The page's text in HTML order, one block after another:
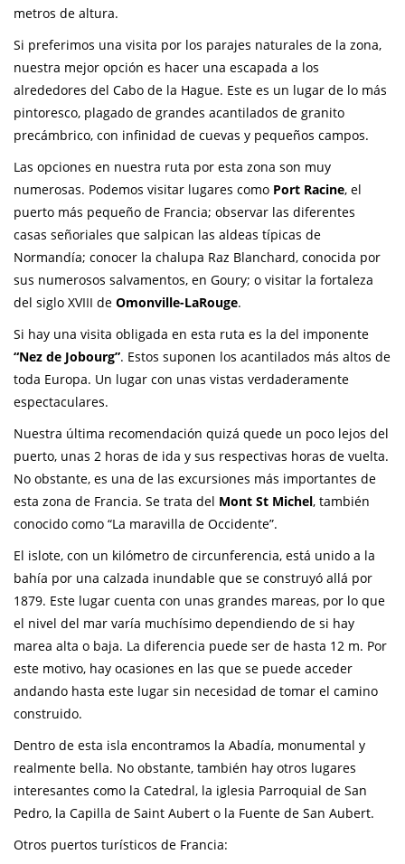
metros de altura.
Si preferimos una visita por los parajes naturales de la zona,
nuestra mejor opción es hacer una escapada a los
alrededores del Cabo de la Hague. Este es un lugar de lo más
pintoresco, plagado de grandes acantilados de granito
precámbrico, con infinidad de cuevas y pequeños campos.
Las opciones en nuestra ruta por esta zona son muy
numerosas. Podemos visitar lugares como Port Racine, el
puerto más pequeño de Francia; observar las diferentes
casas señoriales que salpican las aldeas típicas de
Normandía; conocer la chalupa Raz Blanchard, conocida por
sus numerosos salvamentos, en Goury; o visitar la fortaleza
del siglo XVIII de Omonville-LaRouge.
Si hay una visita obligada en esta ruta es la del imponente
“Nez de Jobourg”. Estos suponen los acantilados más altos de
toda Europa. Un lugar con unas vistas verdaderamente
espectaculares.
Nuestra última recomendación quizá quede un poco lejos del
puerto, unas 2 horas de ida y sus respectivas horas de vuelta.
No obstante, es una de las excursiones más importantes de
esta zona de Francia. Se trata del Mont St Michel, también
conocido como “La maravilla de Occidente”.
El islote, con un kilómetro de circunferencia, está unido a la
bahía por una calzada inundable que se construyó allá por
1879. Este lugar cuenta con unas grandes mareas, por lo que
el nivel del mar varía muchísimo dependiendo de si hay
marea alta o baja. La diferencia puede ser de hasta 12 m. Por
este motivo, hay ocasiones en las que se puede acceder
andando hasta este lugar sin necesidad de tomar el camino
construido.
Dentro de esta isla encontramos la Abadía, monumental y
realmente bella. No obstante, también hay otros lugares
interesantes como la Catedral, la iglesia Parroquial de San
Pedro, la Capilla de Saint Aubert o la Fuente de San Aubert.
Otros puertos turísticos de Francia: